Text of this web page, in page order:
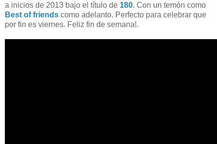
a inicios de 2013 bajo el título de 180. Con un temón como
Best of friends como adelanto. Perfecto para celebrar que
por fin es viernes. Feliz fin de semana!.